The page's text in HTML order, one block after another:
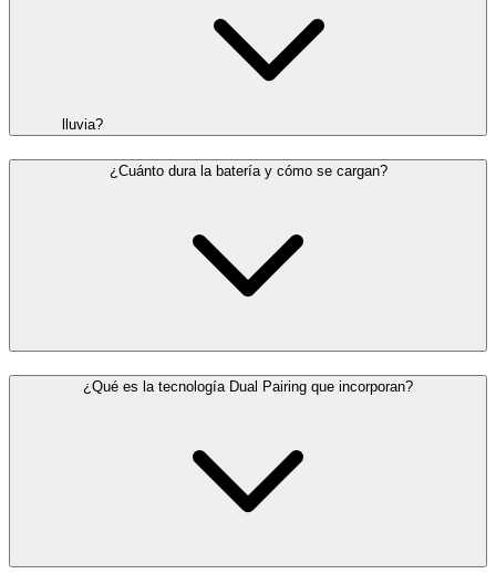
lluvia?
¿Cuánto dura la batería y cómo se cargan?
¿Qué es la tecnología Dual Pairing que incorporan?